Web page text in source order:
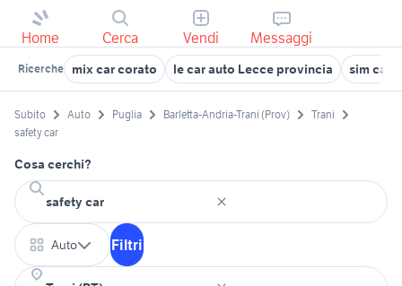
Home Cerca Vendi Messaggi
Ricerche mix car corato le car auto Lecce provincia sim car
Subito Auto Puglia Barletta-Andria-Trani (Prov)
Trani
safety car
Cosa cerchi?
Auto Filtri